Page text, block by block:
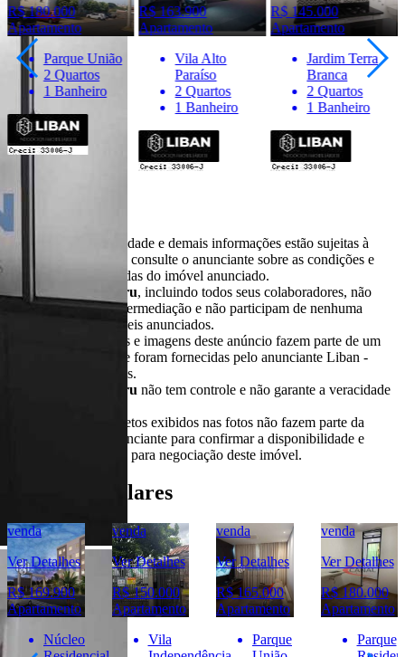
R$ 180.000
Apartamento
Parque União
2 Quartos
1 Banheiro
R$ 163.900
Apartamento
Vila Alto
Paraíso
2 Quartos
1 Banheiro
R$ 145.000
Apartamento
Jardim Terra
Branca
2 Quartos
1 Banheiro
Importante
* Valores, disponibilidade e demais informações estão sujeitas à
alterações. SEMPRE consulte o anunciante sobre as condições e
informações atualizadas do imóvel anunciado.
O
Portal Casa Bauru, incluindo todos seus colaboradores, não
realizam qualquer intermediação e não participam de nenhuma
negociação dos imóveis anunciados.
Todas as informações e imagens deste anúncio fazem parte de um
anúncio publicitário e foram fornecidas pelo anunciante Liban -
Negócios Imobiliários.
Portal Casa Bauru não tem controle e não garante a veracidade
Móveis e demais objetos exibidos nas fotos não fazem parte da
oferta. Contate o anunciante para confirmar a disponibilidade e
condições detalhadas para negociação deste imóvel.
Imóveis Similares
venda
Ver Detalhes
R$ 169.900
Apartamento
Núcleo
venda
Ver Detalhes
R$ 150.000
Apartamento
Vila
venda
Ver Detalhes
R$ 165.000
Apartamento
Parque
venda
Ver Detalhes
R$ 180.000
Apartamento
Parque